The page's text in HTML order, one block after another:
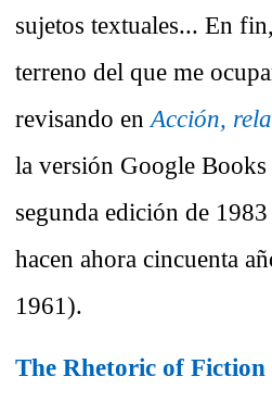
sujetos textuales... En
terreno del que me
revisando en Acción,
la versión Google
segunda edición de
hacen ahora cincuenta
1961).
The Rhetoric of Fiction